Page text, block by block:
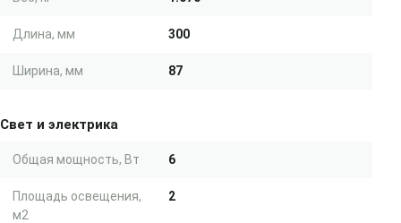
Длина, мм 300
Ширина, мм 87
Свет и электрика
Общая мощность, Вт 6
Площадь освещения,
м2
2